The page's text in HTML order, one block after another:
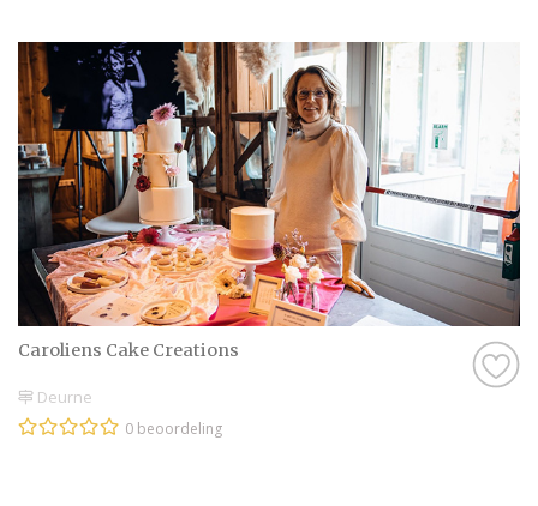
Caroliens Cake Creations
Deurne
0 beoordeling